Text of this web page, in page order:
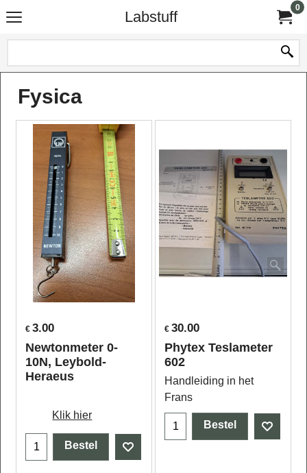
Labstuff
0
Fysica
€ 3.00
Newtonmeter 0-
10N, Leybold-
Heraeus
Klik hier
Bestel
€ 30.00
Phytex Teslameter
602
Handleiding in het
Frans
Bestel